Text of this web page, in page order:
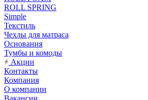
ROLL SPRING
Simple
Текстиль
Чехлы для матраса
Основания
Тумбы и комоды
Акции
Контакты
Компания
О компании
Вакансии